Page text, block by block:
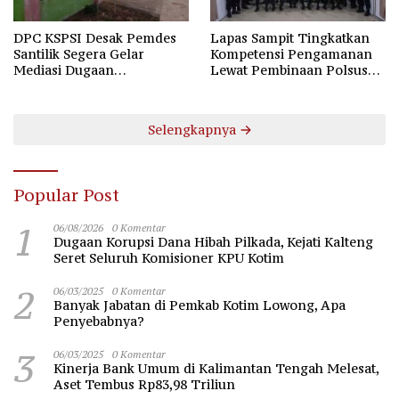
DPC KSPSI Desak Pemdes
Santilik Segera Gelar
Mediasi Dugaan
Lapas Sampit Tingkatkan
Kompetensi Pengamanan
Lewat Pembinaan Polsus
Selengkapnya
Popular Post
1 06/08/2026 0 Komentar
Dugaan Korupsi Dana Hibah Pilkada, Kejati Kalteng
Seret Seluruh Komisioner KPU Kotim
2 06/03/2025 0 Komentar
Banyak Jabatan di Pemkab Kotim Lowong, Apa
Penyebabnya?
3 06/03/2025 0 Komentar
Kinerja Bank Umum di Kalimantan Tengah Melesat,
Aset Tembus Rp83,98 Triliun